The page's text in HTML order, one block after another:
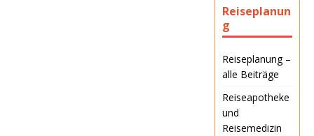
Reiseplanun
g
Reiseplanung –
alle Beiträge
Reiseapotheke
und
Reisemedizin